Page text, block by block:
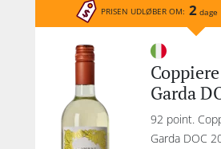
PRISEN UDLØBER OM: 2 dage
Garda
92 point.
Garda DOC